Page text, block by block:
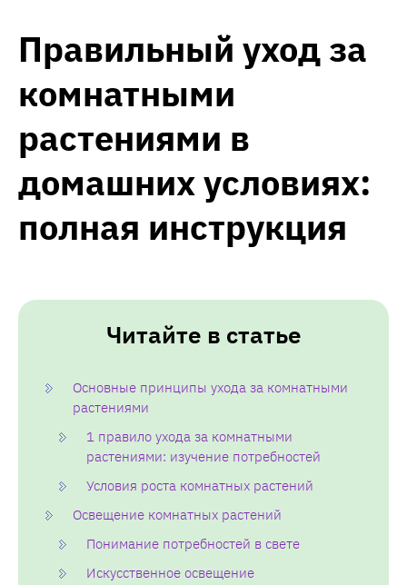
Правильный уход за
комнатными
растениями в
домашних условиях:
полная инструкция
Читайте в статье
Основные принципы ухода за комнатными
растениями
1 правило ухода за комнатными
растениями: изучение потребностей
Условия роста комнатных растений
Освещение комнатных растений
Понимание потребностей в свете
Искусственное освещение